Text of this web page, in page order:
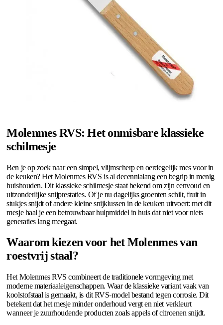
Molenmes RVS: Het onmisbare klassieke
schilmesje
Ben je op zoek naar een simpel, vlijmscherp en oerdegelijk mes voor in
de keuken? Het Molenmes RVS is al decennialang een begrip in menig
huishouden. Dit klassieke schilmesje staat bekend om zijn eenvoud en
uitzonderlijke snijprestaties. Of je nu dagelijks groenten schilt, fruit in
stukjes snijdt of andere kleine snijklussen in de keuken uitvoert: met dit
mesje haal je een betrouwbaar hulpmiddel in huis dat niet voor niets
generaties lang meegaat.
Waarom kiezen voor het Molenmes van
roestvrij staal?
Het Molenmes RVS combineert de traditionele vormgeving met
moderne materiaaleigenschappen. Waar de klassieke variant vaak van
koolstofstaal is gemaakt, is dit RVS-model bestand tegen corrosie. Dit
betekent dat het mesje minder onderhoud vergt en niet verkleurt
wanneer je zuurhoudende producten zoals appels of citroenen snijdt.